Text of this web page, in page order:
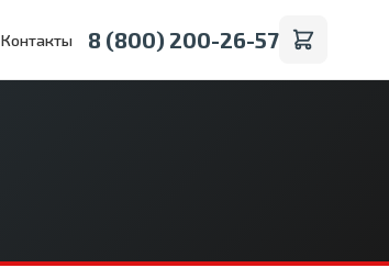
Контакты 8 (800) 200-26-57